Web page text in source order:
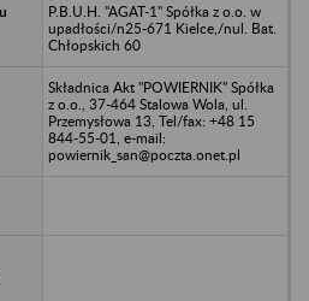
P.B.U.H. "AGAT-1" Spółka z o.o. w
upadłości/n25-671 Kielce,/nul. Bat.
Chłopskich 60
Składnica Akt "POWIERNIK" Spółka
z o.o., 37-464 Stalowa Wola, ul.
Przemysłowa 13, Tel/fax: +48 15
844-55-01, e-mail:
powiernik_san@poczta.onet.pl